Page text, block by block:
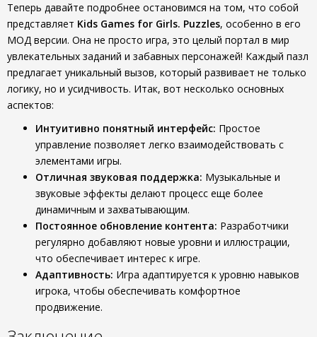
Теперь давайте подробнее остановимся на том, что собой
представляет Kids Games for Girls. Puzzles, особенно в его
МОД версии. Она не просто игра, это целый портал в мир
увлекательных заданий и забавных персонажей! Каждый пазл
предлагает уникальный вызов, который развивает не только
логику, но и усидчивость. Итак, вот несколько основных
аспектов:
Интуитивно понятный интерфейс: Простое
управление позволяет легко взаимодействовать с
элементами игры.
Отличная звуковая поддержка: Музыкальные и
звуковые эффекты делают процесс еще более
динамичным и захватывающим.
Постоянное обновление контента: Разработчики
регулярно добавляют новые уровни и иллюстрации,
что обеспечивает интерес к игре.
Адаптивность: Игра адаптируется к уровню навыков
игрока, чтобы обеспечивать комфортное
продвижение.